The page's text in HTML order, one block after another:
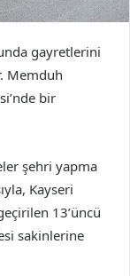
gayretlerini
Memduh
bir
şehri yapma
Kayseri
13’üncü
sakinlerine